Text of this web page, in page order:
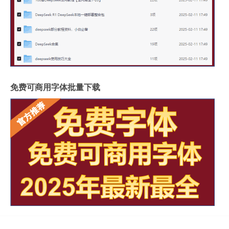
免费可商用字体批量下载